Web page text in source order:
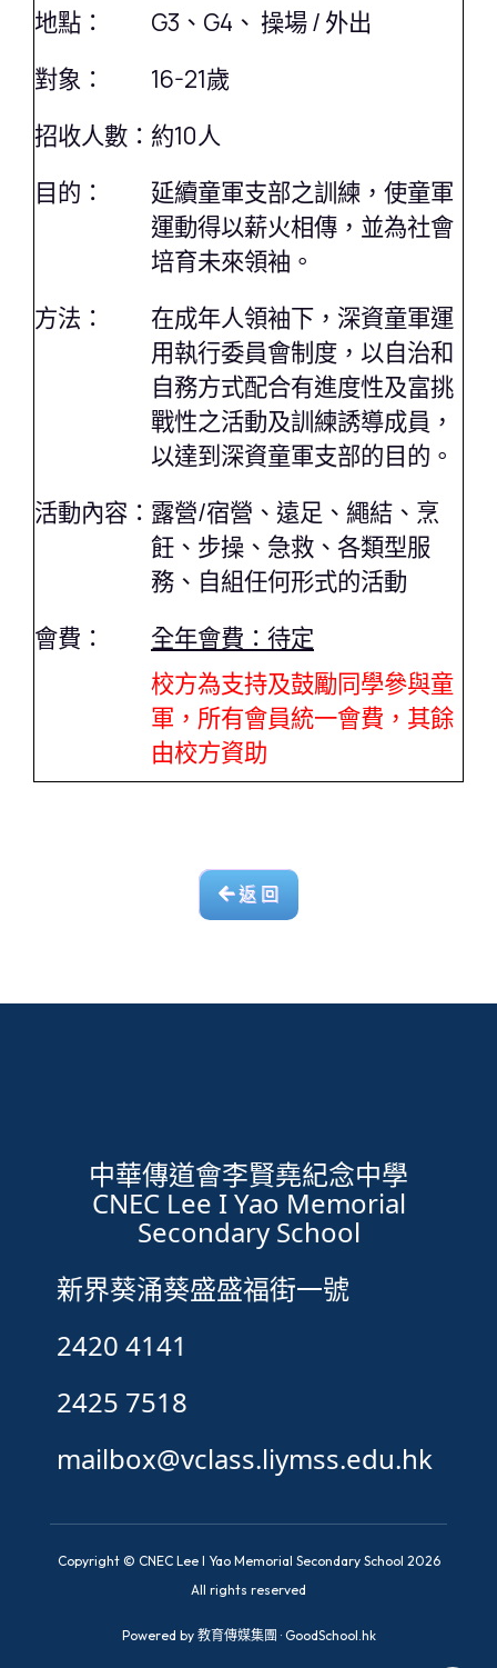
地點：
G3、G4、 操場 / 外出
對象：
16-21歲
招收人數： 約10人
目的：
延續童軍支部之訓練，使童軍
運動得以薪火相傳，並為社會
培育未來領袖。
方法：
在成年人領袖下，深資童軍運
用執行委員會制度，以自治和
自務方式配合有進度性及富挑
戰性之活動及訓練誘導成員，
以達到深資童軍支部的目的。
活動內容： 露營/宿營、遠足、繩結、烹
飪、步操、急救、各類型服
務、自組任何形式的活動
會費：
全年會費：待定
校方為支持及鼓勵同學參與童
軍，所有會員統一會費，其餘
由校方資助
返 回
中華傳道會李賢堯紀念中學
CNEC Lee I Yao Memorial
Secondary School
新界葵涌葵盛盛福街一號
2420 4141
2425 7518
mailbox@vclass.liymss.edu.hk
Copyright © CNEC Lee I Yao Memorial Secondary School 2026
All rights reserved
Powered by 教育傳媒集團 · GoodSchool.hk